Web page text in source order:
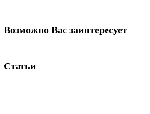
Возможно Вас заинтересует
Статьи